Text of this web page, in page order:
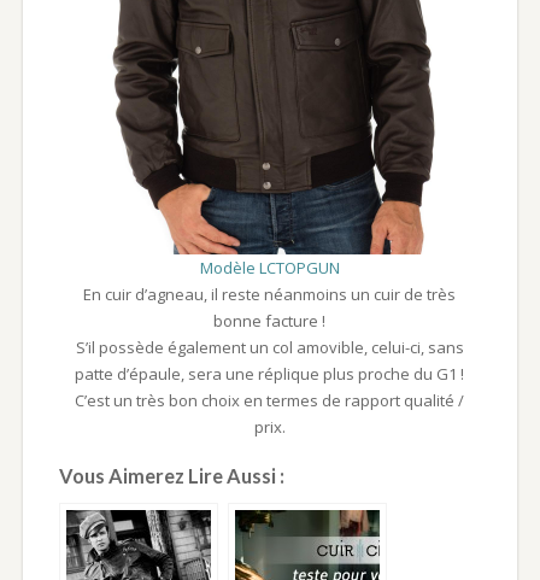
Modèle LCTOPGUN
En cuir d’agneau, il reste néanmoins un cuir de très
bonne facture !
S’il possède également un col amovible, celui-ci, sans
patte d’épaule, sera une réplique plus proche du G1 !
C’est un très bon choix en termes de rapport qualité /
prix.
Vous Aimerez Lire Aussi :